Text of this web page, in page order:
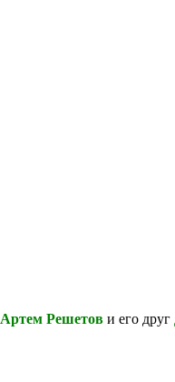
Артем Решетов и его друг